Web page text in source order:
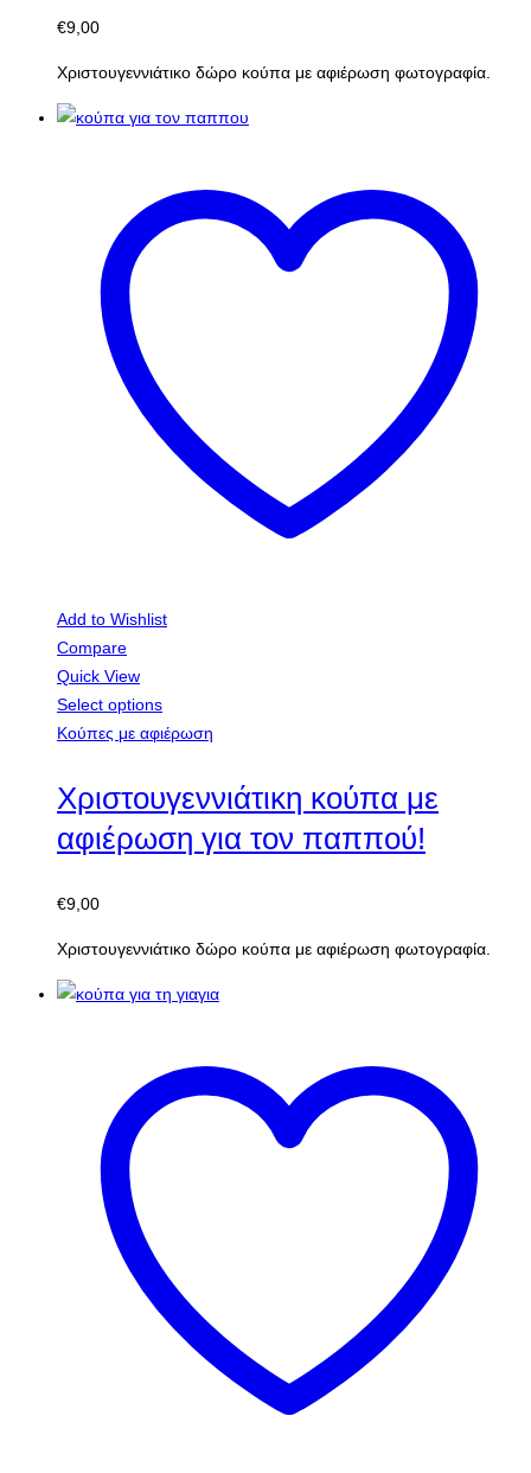
€9,00
Χριστουγεννιάτικο δώρο κούπα με αφιέρωση φωτογραφία.
Add to Wishlist
Compare
Quick View
Select options
Κούπες με αφιέρωση
Χριστουγεννιάτικη κούπα με
αφιέρωση για τον παππού!
€9,00
Χριστουγεννιάτικο δώρο κούπα με αφιέρωση φωτογραφία.